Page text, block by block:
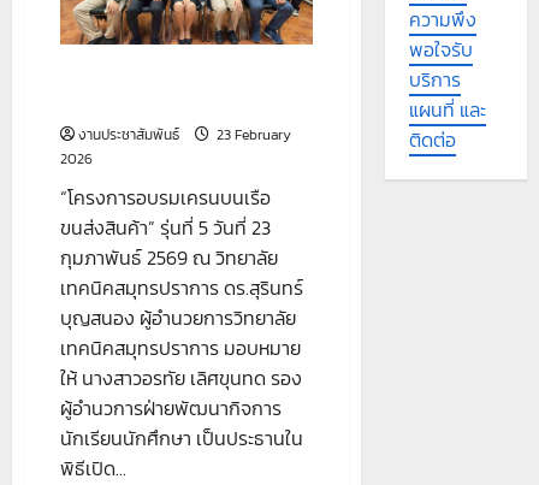
งานประชาสัมพันธ์
23 February
2026
“โครงการอบรมเครนบนเรือ
ขนส่งสินค้า” รุ่นที่ 5 วันที่ 23
กุมภาพันธ์ 2569 ณ วิทยาลัย
เทคนิคสมุทรปราการ ดร.สุรินทร์
บุญสนอง ผู้อำนวยการวิทยาลัย
เทคนิคสมุทรปราการ มอบหมาย
ให้ นางสาวอรทัย เลิศขุนทด รอง
ผู้อำนวการฝ่ายพัฒนากิจการ
นักเรียนนักศึกษา เป็นประธานใน
พิธีเปิด...
ความพึง
พอใจรับ
บริการ
แผนที่ และ
ติดต่อ